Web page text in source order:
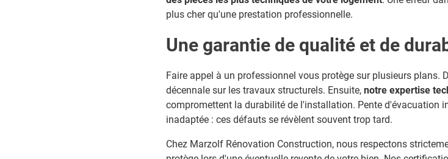
plus cher qu'une prestation professionnelle.
Une garantie de qualité et de
Faire appel à un professionnel vous protège sur plusieurs plans.
décennale sur les travaux structurels. Ensuite, notre expertise
compromettent la durabilité de l'installation. Pente d'évacuation
inadaptée : ces défauts se révèlent souvent trop tard.
Chez Marzolf Rénovation Construction, nous respectons